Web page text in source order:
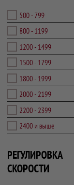
500 - 799
800 - 1199
1200 - 1499
1500 - 1799
1800 - 1999
2000 - 2199
2200 - 2399
2400 и выше
РЕГУЛИРОВКА
СКОРОСТИ